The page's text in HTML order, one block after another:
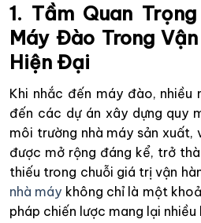
1. Tầm Quan
Máy Đào Trong
Hiện Đại
Khi nhắc đến máy đào, nhiều
đến các dự án xây dựng quy
môi trường nhà máy sản
được mở rộng đáng kể, trở
thiếu trong chuỗi giá trị vận
nhà máy không chỉ là một
pháp chiến lược mang lại